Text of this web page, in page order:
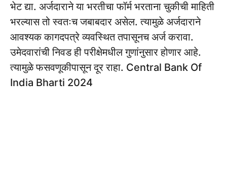
भेट द्या. अर्जदाराने या भरतीचा फॉर्म भरताना चुकीची माहिती
भरल्यास तो स्वतःच जबाबदार असेल. त्यामुळे अर्जदाराने
आवश्यक कागदपत्रे व्यवस्थित तपासूनच अर्ज करावा.
उमेदवारांची निवड ही परीक्षेमधील गुणांनुसार होणार आहे.
त्यामुळे फसवणूकीपासून दूर राहा. Central Bank Of
India Bharti 2024